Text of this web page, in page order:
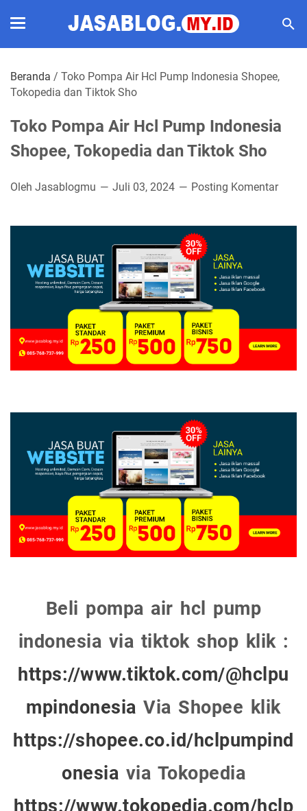
Beranda / Toko Pompa Air Hcl Pump Indonesia Shopee,
Tokopedia dan Tiktok Sho
Toko Pompa Air Hcl Pump Indonesia
Shopee, Tokopedia dan Tiktok Sho
Oleh Jasablogmu Juli 03, 2024 Posting Komentar
Beli pompa air hcl pump
indonesia via tiktok shop klik :
https://www.tiktok.com/@hclpu
mpindonesia Via Shopee klik
https://shopee.co.id/hclpumpind
onesia via Tokopedia
https://www.tokopedia.com/hclp